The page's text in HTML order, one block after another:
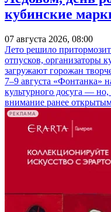
кубинские
07 августа 2026, 08:00
Лето решило
отпусков, организаторы
загружают горожан
7–9 августа «Фонтанка»
культурного досуга —
внимание ранее
РЕКЛАМА